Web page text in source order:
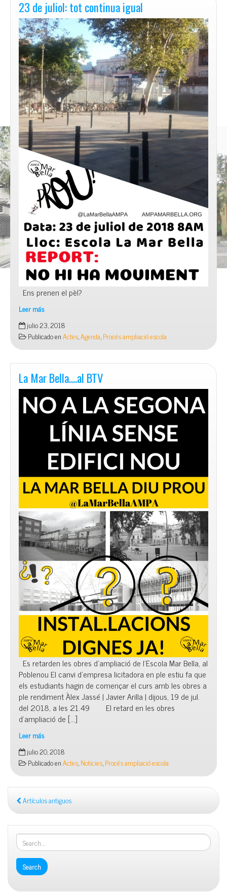
23 de juliol: tot continua igual
Ens prenen el pèl?
Leer más
23
de
juliol:
tot
continua
igual
julio 23, 2018
Publicado enActes,Agenda,Procés ampliació escola
La Mar Bella….al BTV
Es retarden les obres d’ampliació de l’Escola Mar Bella, al
Poblenou El canvi d’empresa licitadora en ple estiu fa que
els estudiants hagin de començar el curs amb les obres a
ple rendiment Àlex Jassé | Javier Arilla | dijous, 19 de jul.
del 2018, a les 21.49 El retard en les obres
d’ampliació de […]
Leer más
La
Mar
Bella….al
BTV
julio 20, 2018
Publicado enActes,Noticies,Procés ampliació escola
Artículos antiguos